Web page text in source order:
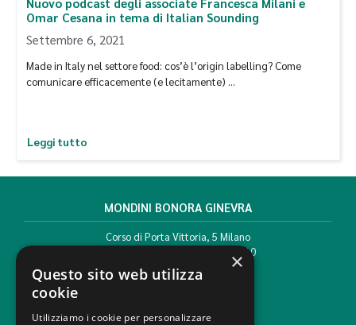
Omar Cesana in tema di Italian Sounding
Settembre 6, 2021
Made in Italy nel settore food: cos’è l’origin labelling? Come
comunicare efficacemente (e lecitamente) …
Leggi tutto
MONDINI BONORA GINEVRA
Corso di Porta Vittoria, 5 Milano
T. +39 02 777351 F. +39 02 784510
info@mbg.legal
×
Questo sito web utilizza
cookie
Utilizziamo i cookie per personalizzare